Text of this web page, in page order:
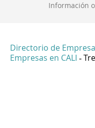
Información
Directorio de
Empresas en CALI -